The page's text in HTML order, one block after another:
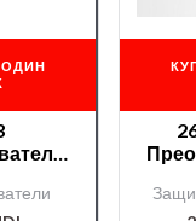
ОДИН